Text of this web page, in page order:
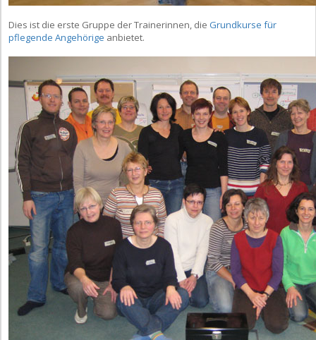
Dies ist die erste Gruppe der Trainerinnen, die Grundkurse für
pflegende Angehörige anbietet.